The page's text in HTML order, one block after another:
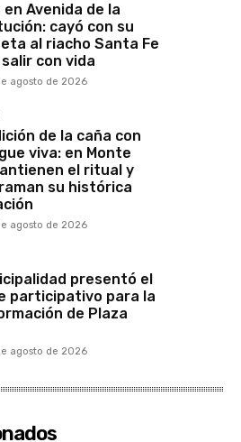
en Avenida de la
cayó con su
al riacho Santa Fe
con vida
agosto de 2026
de la caña con
viva: en Monte
el ritual y
su histórica
agosto de 2026
presentó el
participativo para la
de Plaza
agosto de 2026